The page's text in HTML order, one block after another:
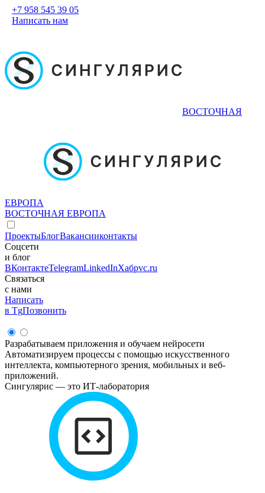
+7 958 545 39 05
Написать нам
ВОСТОЧНАЯ
ЕВРОПА
ВОСТОЧНАЯ ЕВРОПА
ПроектыБлогВакансииконтакты
Соцсети
и блог
ВКонтактеTelegramLinkedInХабрvc.ru
Связаться
с нами
Написать
в TgПозвонить
Разрабатываем приложения и обучаем нейросети
Автоматизируем процессы с помощью искусственного
интеллекта, компьютерного зрения, мобильных и веб-
приложений.
Сингулярис — это ИТ-лаборатория